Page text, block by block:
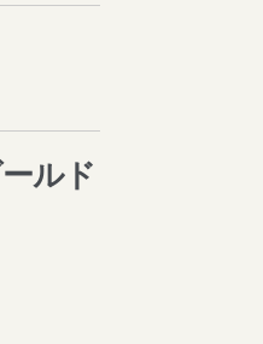
ルド